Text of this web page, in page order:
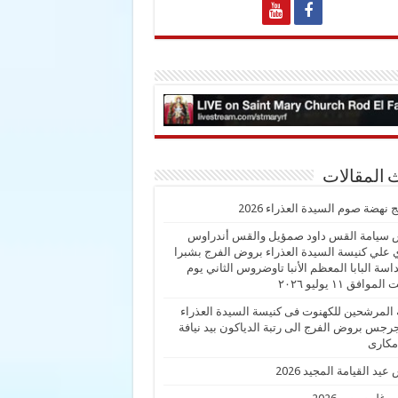
المقالات
نهضة صوم السيدة العذراء 2026
سيامة القس داود صمؤيل والقس أندراوس
علي كنيسة السيدة العذراء بروض الفرج بشبرا
البابا المعظم الأنبا تاوضروس الثاني يوم
١١ يوليو ٢٠٢٦
المرشحين للكهنوت فى كنيسة السيدة العذراء
بروض الفرج الى رتبة الدياكون بيد نيافة
مكارى
القيامة المجيد 2026